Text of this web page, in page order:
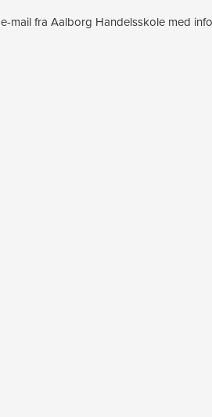
mail fra Aalborg Handelsskole med